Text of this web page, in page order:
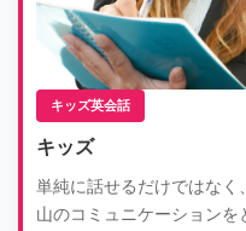
キッズ英会話
キッズ
単純に話せるだけではなく
山のコミュニケーション